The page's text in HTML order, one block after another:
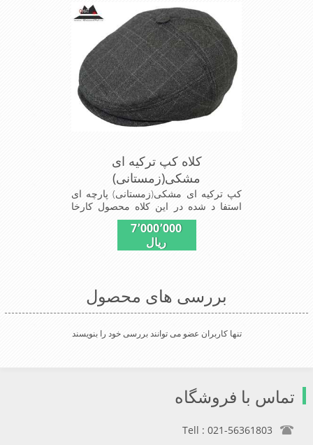
کلاه کپ ترکیه ای
مشکی(زمستانی)
کپ ترکیه ای مشکی(زمستانی) پارچه ای
استفا د شده در این کلاه محصول کارخا
و 65% نخ ترویرا است شیک و مناسب
افراد خوش پوش جنس عالی ,دوخت
7٬000٬000
ریال
بررسی های محصول
تنها کاربران عضو می توانند بررسی خود را بنویسند
تماس با فروشگاه
Tell : 021-56361803